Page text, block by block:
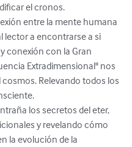
el cronos.
lector a encontrarse a si
conexión con la Gran
Extradimensional" nos
Relevando todos los
los secretos del eter,
y revelando cómo
la evolución de la